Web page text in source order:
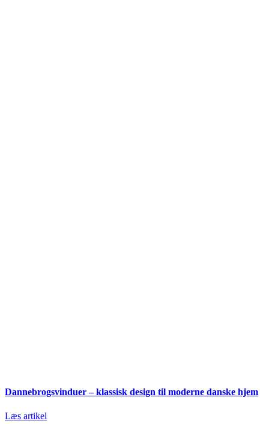
Dannebrogsvinduer – klassisk design til moderne danske hjem
Læs artikel